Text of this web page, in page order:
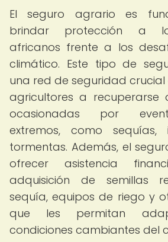
El seguro agrario es
brindar protección a
africanos frente a los
climático. Este tipo de
una red de seguridad
agricultores a recuperarse
ocasionadas por
extremos, como sequías,
tormentas. Además, el
ofrecer asistencia
adquisición de semillas
sequía, equipos de riego y
que les permitan
condiciones cambiantes del